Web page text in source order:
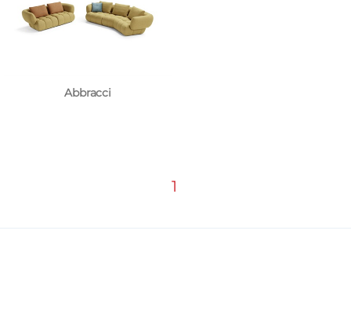
Abbracci
1